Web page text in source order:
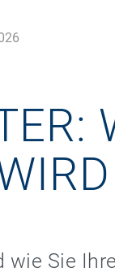
wie Sie Ihre